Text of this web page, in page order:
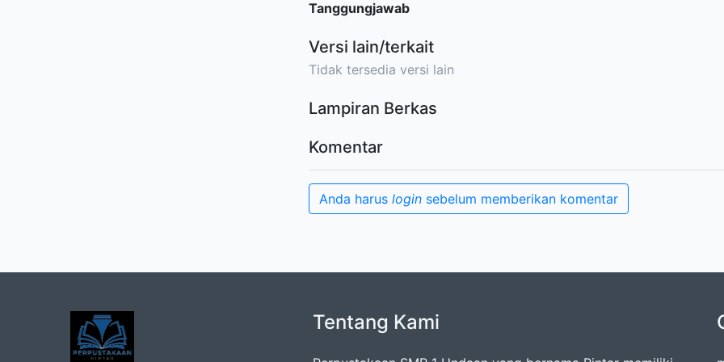
Tanggungjawab
Versi lain/terkait
Tidak tersedia versi lain
Lampiran Berkas
Komentar
Anda harus login sebelum memberikan komentar
Tentang Kami